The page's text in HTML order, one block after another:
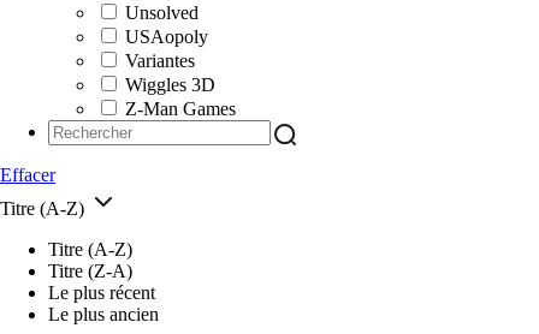
Unsolved
USAopoly
Variantes
Wiggles 3D
Z-Man Games
Effacer
Titre (A-Z)
Titre (A-Z)
Titre (Z-A)
Le plus récent
Le plus ancien